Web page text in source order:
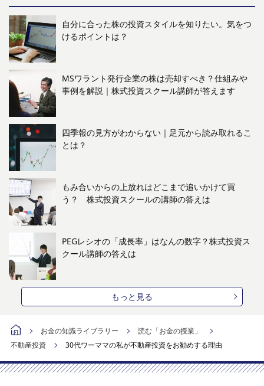
自分に合った株の投資スタイルを知りたい。気をつ
けるポイントは？
MSワラント発行企業の株は売却すべき？仕組みや
事例を解説｜株式投資スクール講師が答えます
四季報の見方がわからない｜足元から読み取れるこ
とは？
もみ合いからの上放れはどこまで追いかけて買
う？ 株式投資スクールの講師の答えは
PEGレシオの「成長率」はなんの数字？株式投資ス
クール講師の答えは
もっと見る
お金の知識ライブラリー
読む「お金の授業」
不動産投資
30代ワーママの私が不動産投資をお勧めする理由